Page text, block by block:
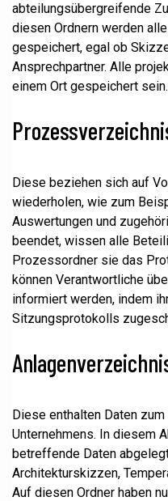
abteilungsübergreifende
diesen Ordnern werden
gespeichert, egal ob
Ansprechpartner. Alle
einem Ort gespeichert sein.
Diese beziehen sich auf
wiederholen, wie zum
Auswertungen und
beendet, wissen alle
Prozessordner sie das
können Verantwortliche
informiert werden, indem
Sitzungsprotokolls
Diese enthalten Daten
Unternehmens. In diesem
betreffende Daten
Architekturskizzen,
Auf diesen Ordner haben